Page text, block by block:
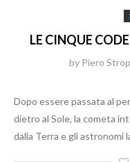
LE CINQUE
by Piero
Dopo essere passata al
dietro al Sole, la cometa
dalla Terra e gli